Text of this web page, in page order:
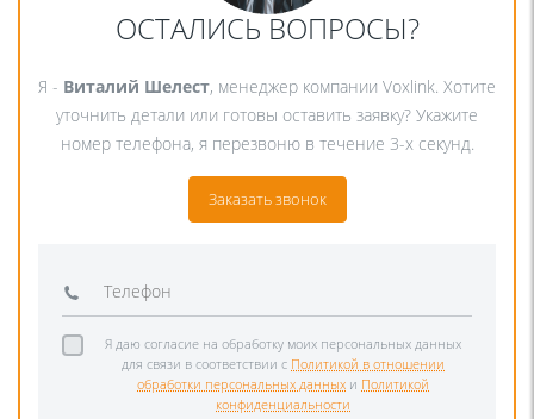
ОСТАЛИСЬ ВОПРОСЫ?
Я - Виталий Шелест, менеджер компании Voxlink. Хотите
уточнить детали или готовы оставить заявку? Укажите
номер телефона, я перезвоню в течение 3-х секунд.
Заказать звонок
Я даю согласие на обработку моих персональных данных
для связи в соответствии с Политикой в отношении
обработки персональных данных и Политикой
конфиденциальности